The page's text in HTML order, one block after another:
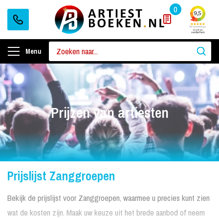
0
Menu
Prijzen van artiesten
Prijslijst Zanggroepen
Bekijk de prijslijst voor Zanggroepen, waarmee u precies kunt zien
wat de kosten zijn. Maak uw keuze uit het brede aanbod of neem